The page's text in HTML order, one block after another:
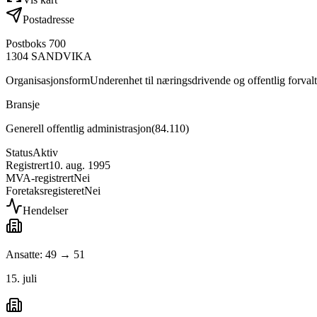
Postadresse
Postboks 700
1304 SANDVIKA
OrganisasjonsformUnderenhet til næringsdrivende og offentlig
Bransje
Generell offentlig administrasjon(84.110)
StatusAktiv
Registrert10. aug. 1995
MVA-registrertNei
ForetaksregisteretNei
Hendelser
Ansatte: 49 → 51
15. juli